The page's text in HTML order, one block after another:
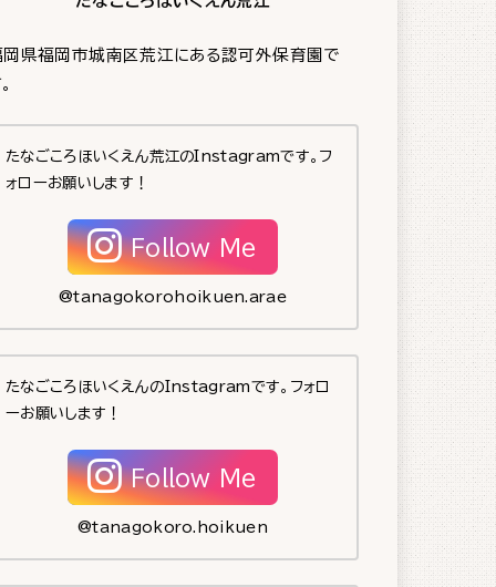
岡県福岡市城南区荒江にある認可外保育園で
たなごころほいくえん荒江のInstagramです。フ
ォローお願いします！
Follow Me
@tanagokorohoikuen.arae
たなごころほいくえんのInstagramです。フォロ
ーお願いします！
Follow Me
@tanagokoro.hoikuen